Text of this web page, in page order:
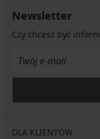
Newsletter
Czy chcesz być
DLA KLIENTÓW